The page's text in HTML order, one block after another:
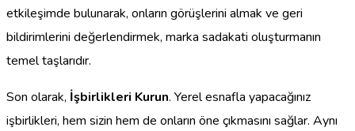
etkileşimde bulunarak, onların görüşlerini almak ve geri
bildirimlerini değerlendirmek, marka sadakati oluşturmanın
temel taşlarıdır.
Son olarak, İşbirlikleri Kurun. Yerel esnafla yapacağınız
işbirlikleri, hem sizin hem de onların öne çıkmasını sağlar. Aynı